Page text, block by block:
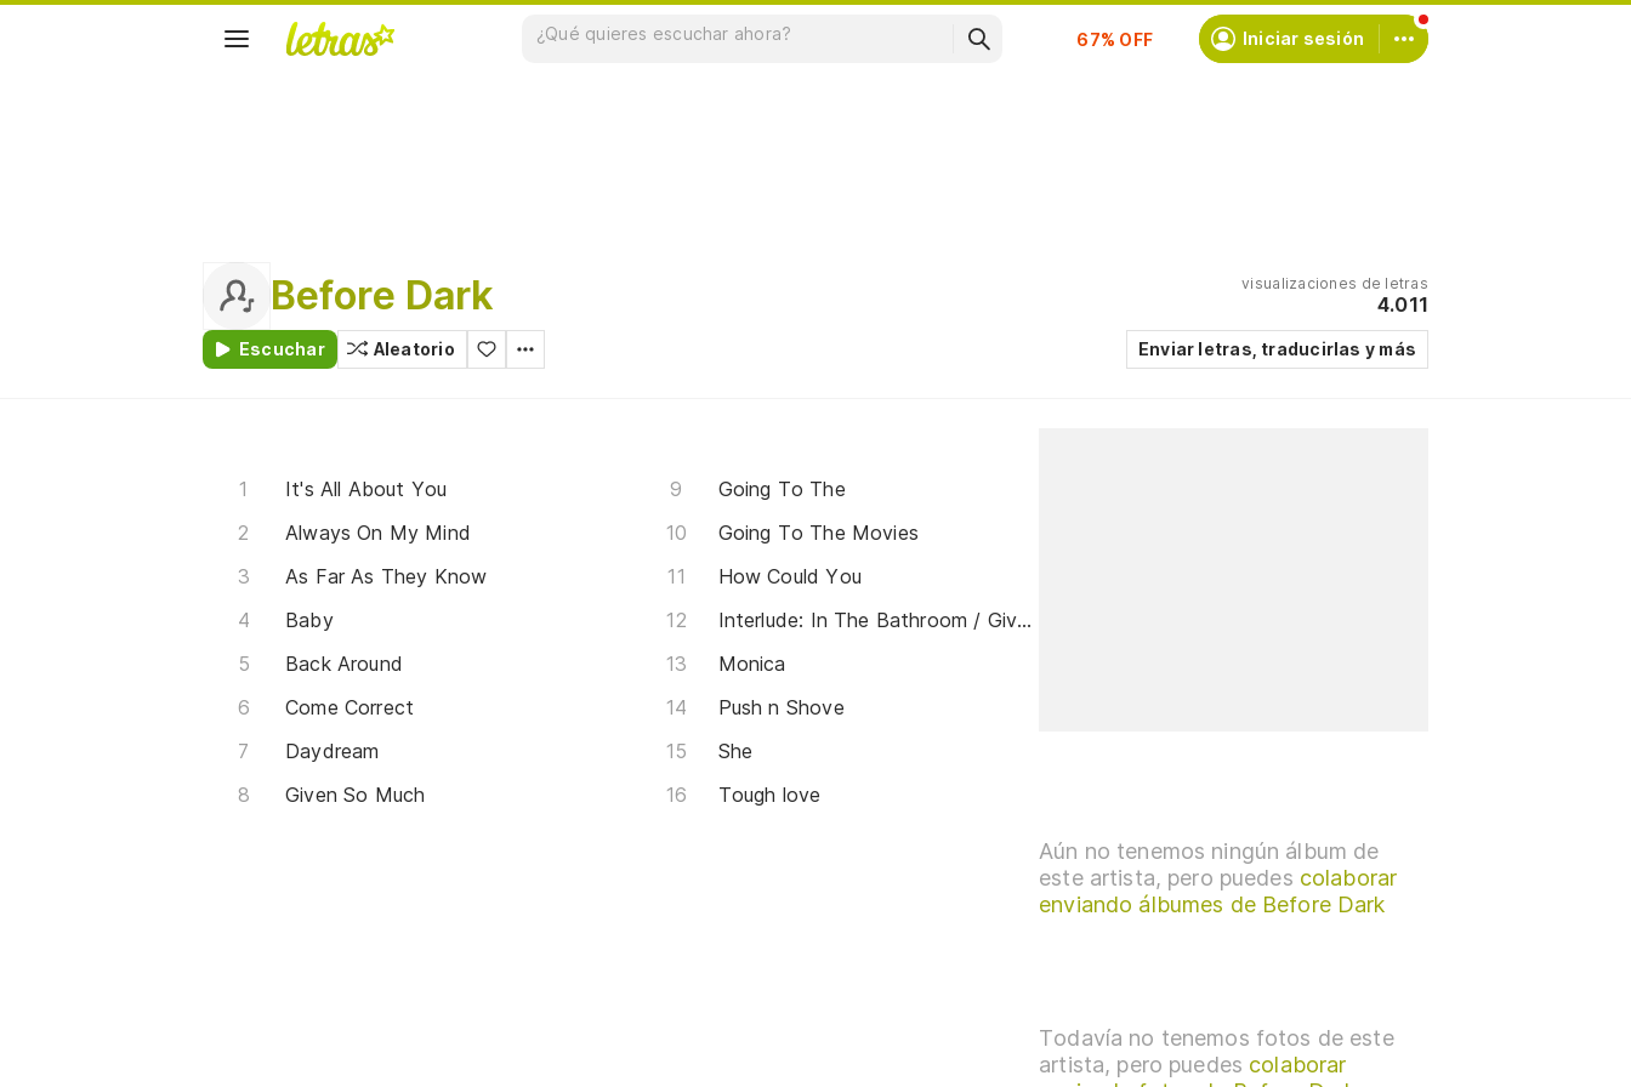
Suscríbete Iniciar sesión
Before Dark
Escuchar Aleatorio
visualizaciones de letras
4.011
Enviar letras, traducirlas y más
It's All About You
Always On My Mind
As Far As They Know
Baby
Back Around
Come Correct
Daydream
Given So Much
Going To The
Going To The Movies
How Could You
Interlude: In The Bathroom / Given So Much
Monica
Push n Shove
She
Tough love
Aún no tenemos ningún álbum de
este artista, pero puedes colaborar
enviando álbumes de Before Dark
Todavía no tenemos fotos de este
artista, pero puedes colaborar